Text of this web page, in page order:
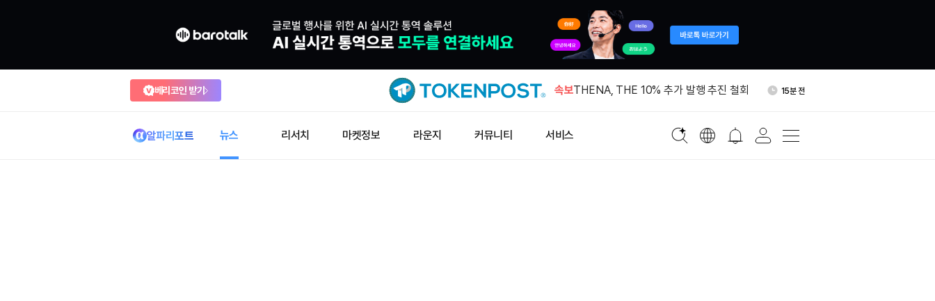
베리코인 받기 속보
미국 CLARITY 법안 표결 9월로 연기…
THENA, THE 10% 추가 발행 추진 철회 15분 전
알파리포트 뉴스 리서치 마켓정보 라운지 커뮤니티 서비스